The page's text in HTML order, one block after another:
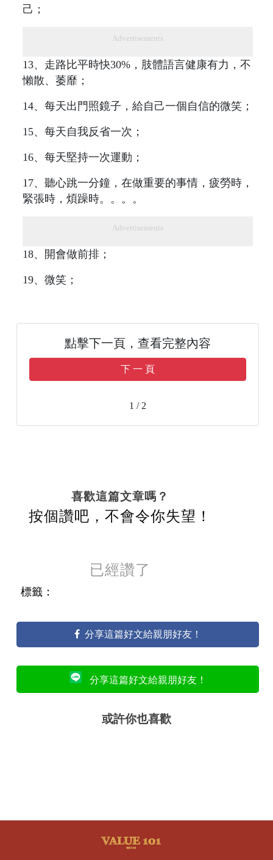
己；
Advertisements
13、走路比平時快30%，肢體語言健康有力，不
懶散、萎靡；
14、每天出門照鏡子，給自己一個自信的微笑；
15、每天自我反省一次；
16、每天堅持一次運動；
17、聽心跳一分鐘，在做重要的事情，疲勞時，
緊張時，煩躁時。。。。
Advertisements
18、開會做前排；
19、微笑；
點擊下一頁，查看完整內容
下 一 頁
1 / 2
喜歡這篇文章嗎？
按個讚吧，不會令你失望！
已經讚了
標籤：
分享這篇好文給親朋好友！
分享這篇好文給親朋好友！
或許你也喜歡